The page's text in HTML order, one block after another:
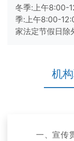
冬季:上午8:00-
季:上午8:00-
家法定节假日除
机
一、宣传贯